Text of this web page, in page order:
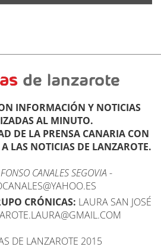
INFORMACIÓN Y NOTICIAS
AL MINUTO.
DE LA PRENSA CANARIA CON
LAS NOTICIAS DE LANZAROTE.
CANALES SEGOVIA -
CRÓNICAS: LAURA SAN JOSÉ
DE LANZAROTE 2015